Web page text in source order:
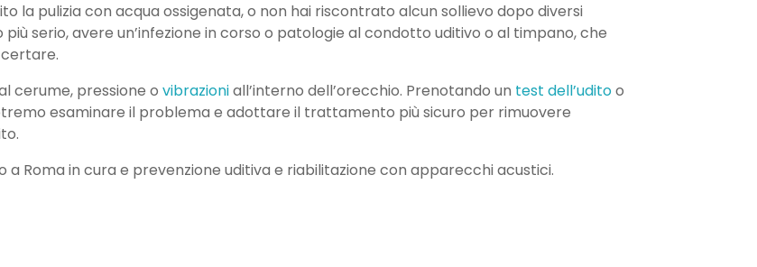
la pulizia con acqua ossigenata, o non hai riscontrato alcun sollievo dopo diversi
serio, avere un’infezione in corso o patologie al condotto uditivo o al timpano, che
cerume, pressione ovibrazioniall’interno dell’orecchio. Prenotando un test dell’uditoo
esaminare il problema e adottare il trattamento più sicuro per rimuovere
Roma in cura e prevenzione uditiva e riabilitazione con apparecchi acustici.